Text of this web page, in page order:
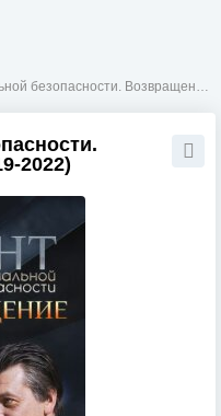
безопасности. Возвращение
2022)